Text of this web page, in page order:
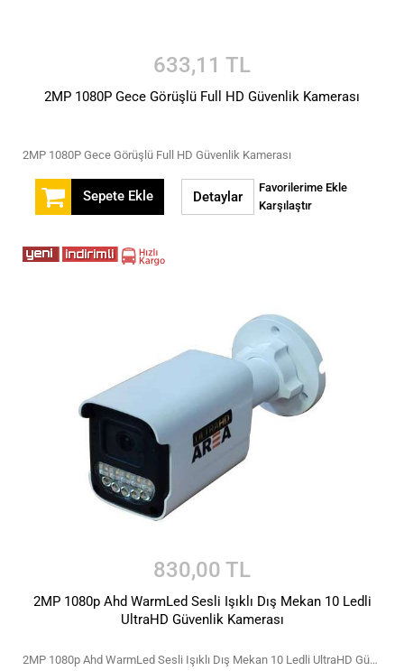
633,11 TL
2MP 1080P Gece Görüşlü Full HD Güvenlik Kamerası
2MP 1080P Gece Görüşlü Full HD Güvenlik Kamerası
Sepete Ekle Detaylar
Favorilerime Ekle
Karşılaştır
830,00 TL
2MP 1080p Ahd WarmLed Sesli Işıklı Dış Mekan 10 Ledli
UltraHD Güvenlik Kamerası
2MP 1080p Ahd WarmLed Sesli Işıklı Dış Mekan 10 Ledli UltraHD Güvenlik Kamerası